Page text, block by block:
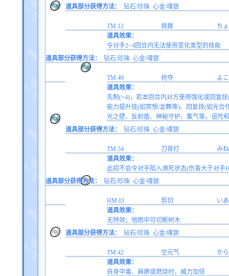
道具部分获得方法：
钻石/珍珠 心金/魂银
TM.12 挑拨
ち
道具效果：
令对手2~4回合内无法使用变化类型的技能
道具部分获得方法：
钻石/珍珠 心金/魂银
TM.49 抢夺
よ
道具效果：
先制(+4)，若本回合内对方使用强化或回复
能力提升技(如冥想/龙舞等)、回复技(如光
光之壁、反射盾、神秘守护、集气等，诅咒
道具部分获得方法：
钻石/珍珠 心金/魂银
TM.54 刀背打
み
道具效果：
此招不会令对手陷入濒死状态(伤害大于对手
道具部分获得方法：
钻石/珍珠 心金/魂银
HM.01 剪切
い
道具效果：
无特效；地图中可切断树木
道具部分获得方法：
钻石/珍珠 心金/魂银
TM.42 空元气
か
道具效果：
自身中毒、麻痹或燃烧时，威力加倍